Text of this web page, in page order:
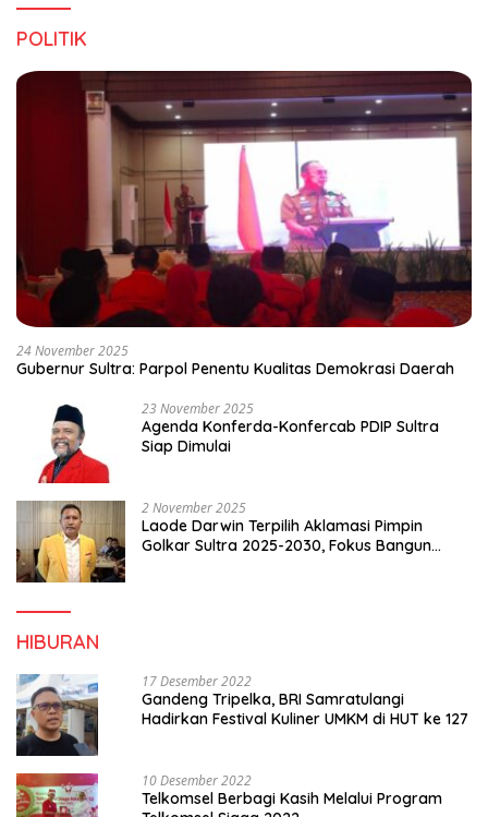
POLITIK
24 November 2025
Gubernur Sultra: Parpol Penentu Kualitas Demokrasi Daerah
23 November 2025
Agenda Konferda-Konfercab PDIP Sultra
Siap Dimulai
2 November 2025
Laode Darwin Terpilih Aklamasi Pimpin
Golkar Sultra 2025-2030, Fokus Bangun
HIBURAN
17 Desember 2022
Gandeng Tripelka, BRI Samratulangi
Hadirkan Festival Kuliner UMKM di HUT ke 127
10 Desember 2022
Telkomsel Berbagi Kasih Melalui Program